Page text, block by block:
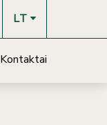
LT
Kontaktai